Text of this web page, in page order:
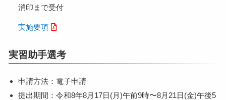
消印まで受付
実施要項
実習助⼿選考
申請⽅法：電子申請
提出期間：令和8年8⽉17⽇(⽉)午前9時〜8⽉21⽇(⾦)午後5